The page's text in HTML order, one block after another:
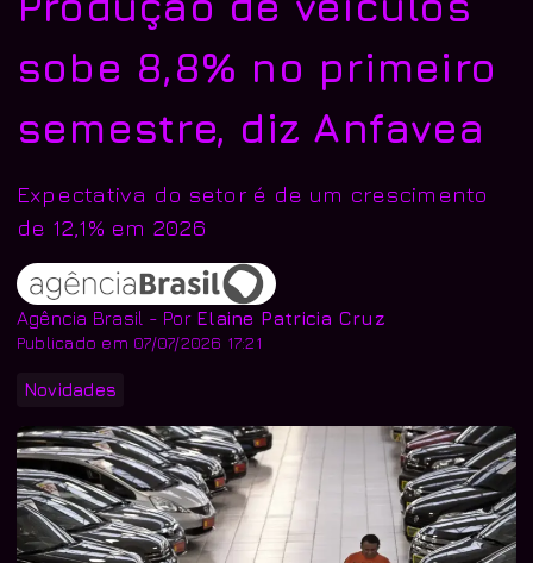
sobe 8,8% no primeiro
semestre, diz Anfavea
Expectativa do setor é de um crescimento
de 12,1% em 2026
Agência Brasil - Por Elaine Patricia Cruz
Publicado em 07/07/2026 17:21
Novidades